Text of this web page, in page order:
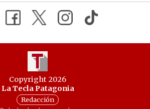
Copyright 2026
La Tecla Patagonia
Redacción